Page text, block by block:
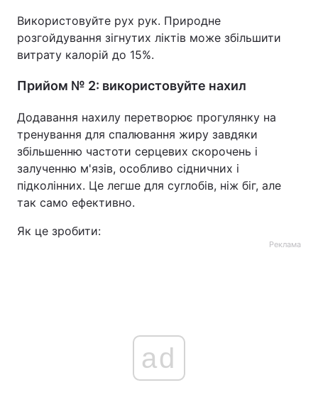
Використовуйте рух рук. Природне
розгойдування зігнутих ліктів може збільшити
витрату калорій до 15%.
Прийом № 2: використовуйте нахил
Додавання нахилу перетворює прогулянку на
тренування для спалювання жиру завдяки
збільшенню частоти серцевих скорочень і
залученню м'язів, особливо сідничних і
підколінних. Це легше для суглобів, ніж біг, але
так само ефективно.
Як це зробити:
Реклама
ad